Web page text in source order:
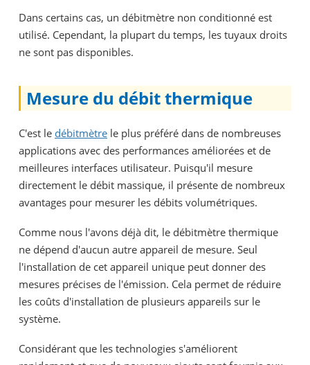
Dans certains cas, un débitmètre non conditionné est
utilisé. Cependant, la plupart du temps, les tuyaux droits
ne sont pas disponibles.
Mesure du débit thermique
C'est le débitmètre le plus préféré dans de nombreuses
applications avec des performances améliorées et de
meilleures interfaces utilisateur. Puisqu'il mesure
directement le débit massique, il présente de nombreux
avantages pour mesurer les débits volumétriques.
Comme nous l'avons déjà dit, le débitmètre thermique
ne dépend d'aucun autre appareil de mesure. Seul
l'installation de cet appareil unique peut donner des
mesures précises de l'émission. Cela permet de réduire
les coûts d'installation de plusieurs appareils sur le
système.
Considérant que les technologies s'améliorent